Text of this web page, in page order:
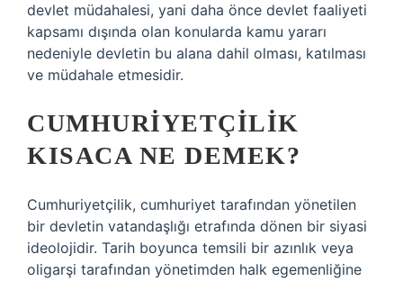
devlet müdahalesi, yani daha önce devlet faaliyeti
kapsamı dışında olan konularda kamu yararı
nedeniyle devletin bu alana dahil olması, katılması
ve müdahale etmesidir.
CUMHURIYETÇILIK
KISACA NE DEMEK?
Cumhuriyetçilik, cumhuriyet tarafından yönetilen
bir devletin vatandaşlığı etrafında dönen bir siyasi
ideolojidir. Tarih boyunca temsili bir azınlık veya
oligarşi tarafından yönetimden halk egemenliğine